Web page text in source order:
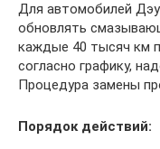
Для автомобилей
обновлять
каждые 40 тысяч км
согласно графику,
Процедура замены
Порядок действий: